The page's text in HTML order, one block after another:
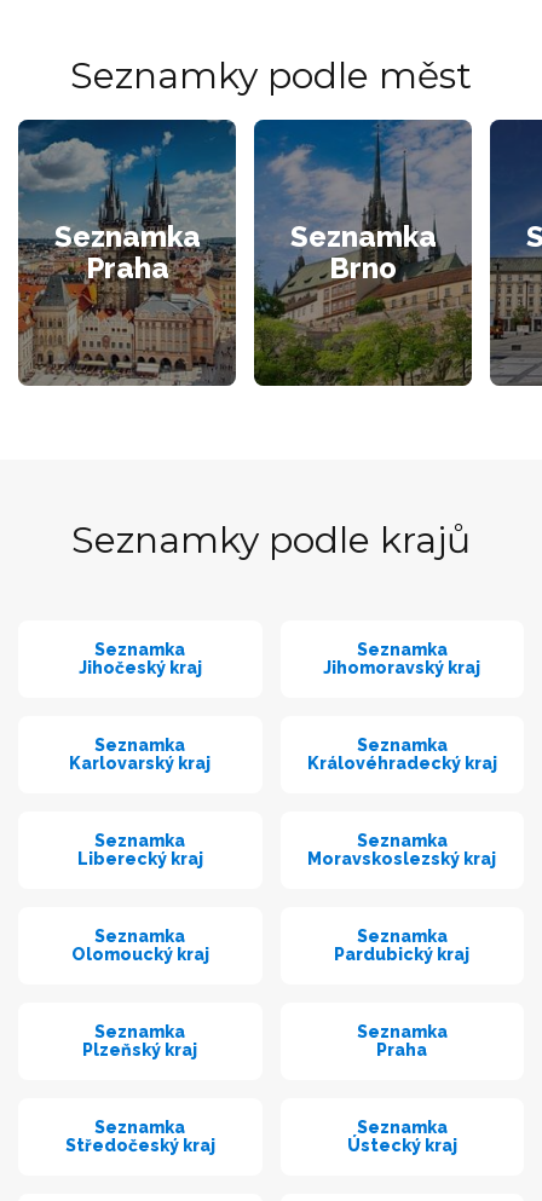
Seznamky podle měst
Seznamka
Praha
Seznamka
Brno
Seznamky podle krajů
Seznamka
Jihočeský kraj
Seznamka
Jihomoravský kraj
Seznamka
Karlovarský kraj
Seznamka
Královéhradecký kraj
Seznamka
Liberecký kraj
Seznamka
Moravskoslezský kraj
Seznamka
Olomoucký kraj
Seznamka
Pardubický kraj
Seznamka
Plzeňský kraj
Seznamka
Praha
Seznamka
Středočeský kraj
Seznamka
Ústecký kraj